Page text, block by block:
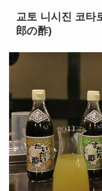
교토 니시진 코타
郎の酢)